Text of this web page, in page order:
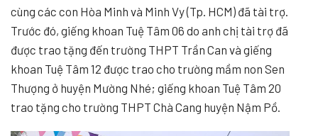
cùng các con Hòa Minh và Minh Vy (Tp. HCM) đã tài trợ.
Trước đó, giếng khoan Tuệ Tâm 06 do anh chị tài trợ đã
được trao tặng đến trường THPT Trần Can và giếng
khoan Tuệ Tâm 12 được trao cho trường mầm non Sen
Thượng ở huyện Mường Nhé; giếng khoan Tuệ Tâm 20
trao tặng cho trường THPT Chà Cang huyện Nậm Pồ.